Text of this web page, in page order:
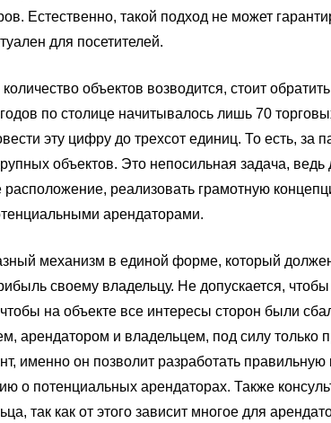
Естественно, такой подход не может
для посетителей.
объектов возводится, стоит
по столице начитывалось лишь 70
эту цифру до трехсот единиц. То есть, за
объектов. Это непосильная задача, ведь
реализовать грамотную
арендаторами.
механизм в единой форме, который
своему владельцу. Не допускается,
на объекте все интересы сторон были
арендатором и владельцем, под силу только
именно он позволит разработать
о потенциальных арендаторах. Также
так как от этого зависит многое для